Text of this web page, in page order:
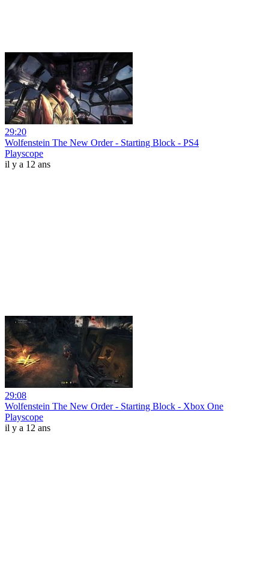
29:20
Wolfenstein The New Order - Starting Block - PS4
Playscope
il y a 12 ans
29:08
Wolfenstein The New Order - Starting Block - Xbox One
Playscope
il y a 12 ans